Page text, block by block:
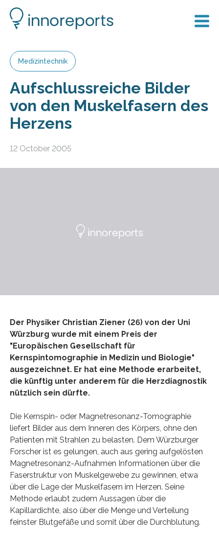
Medizintechnik
Aufschlussreiche Bilder
von den Muskelfasern des
Herzens
12 October 2005
Der Physiker Christian Ziener (26) von der Uni
Würzburg wurde mit einem Preis der
"Europäischen Gesellschaft für
Kernspintomographie in Medizin und Biologie"
ausgezeichnet. Er hat eine Methode erarbeitet,
die künftig unter anderem für die Herzdiagnostik
nützlich sein dürfte.
Die Kernspin- oder Magnetresonanz-Tomographie
liefert Bilder aus dem Inneren des Körpers, ohne den
Patienten mit Strahlen zu belasten. Dem Würzburger
Forscher ist es gelungen, auch aus gering aufgelösten
Magnetresonanz-Aufnahmen Informationen über die
Faserstruktur von Muskelgewebe zu gewinnen, etwa
über die Lage der Muskelfasern im Herzen. Seine
Methode erlaubt zudem Aussagen über die
Kapillardichte, also über die Menge und Verteilung
feinster Blutgefäße und somit über die Durchblutung.